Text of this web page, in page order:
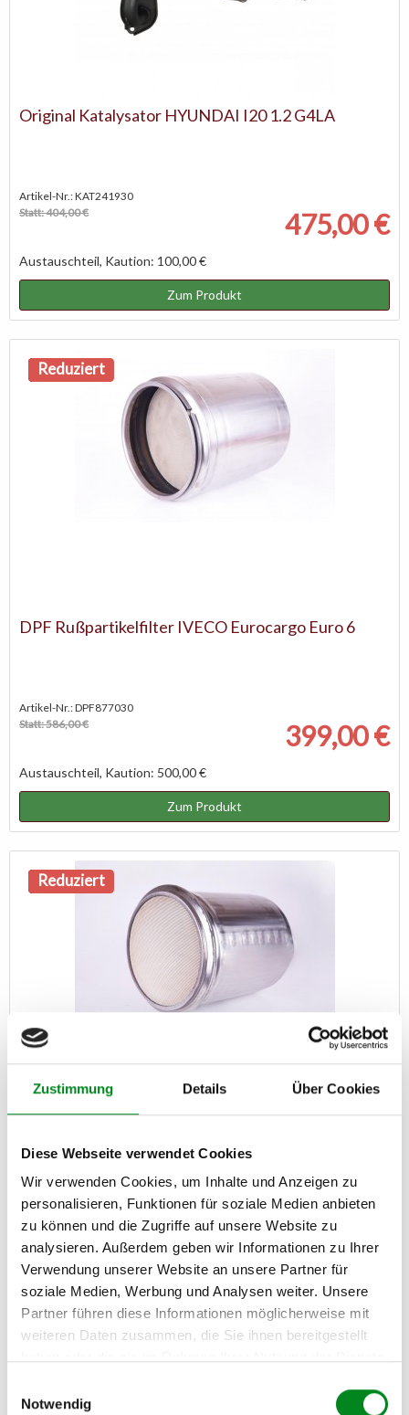
Zustimmung Details Über Cookies
Diese Webseite verwendet Cookies
Wir verwenden Cookies, um Inhalte und Anzeigen zu
personalisieren, Funktionen für soziale Medien anbieten
zu können und die Zugriffe auf unsere Website zu
analysieren. Außerdem geben wir Informationen zu Ihrer
Verwendung unserer Website an unsere Partner für
soziale Medien, Werbung und Analysen weiter. Unsere
Partner führen diese Informationen möglicherweise mit
weiteren Daten zusammen, die Sie ihnen bereitgestellt
Notwendig
Original Katalysator HYUNDAI I20 1.2 G4LA
Artikel-Nr.: KAT241930
Statt: 404,00 €
475,00 €
Austauschteil, Kaution: 100,00 €
Zum Produkt
NEU
Reduziert
DPF Rußpartikelfilter IVECO Eurocargo Euro 6
Artikel-Nr.: DPF877030
Statt: 586,00 €
399,00 €
Austauschteil, Kaution: 500,00 €
Zum Produkt
NEU
Reduziert
Artikel-Nr.: DPF883030
449,00 €
Austauschteil, Kaution: 600,00 €
Zum Produkt